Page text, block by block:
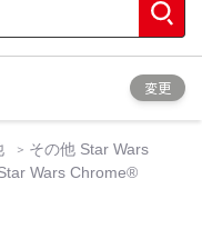
変更
その他 Star Wars
Wars Chrome®